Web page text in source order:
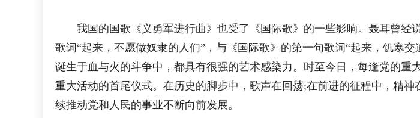
我国的国歌《义勇军进行曲》也受了《国际歌》的一些影响。聂耳曾经
歌词“起来，不愿做奴隶的人们”，与《国际歌》的第一句歌词“起来，饥寒
诞生于血与火的斗争中，都具有很强的艺术感染力。时至今日，每逢党的
重大活动的首尾仪式。在历史的脚步中，歌声在回荡;在前进的征程中，精
续推动党和人民的事业不断向前发展。